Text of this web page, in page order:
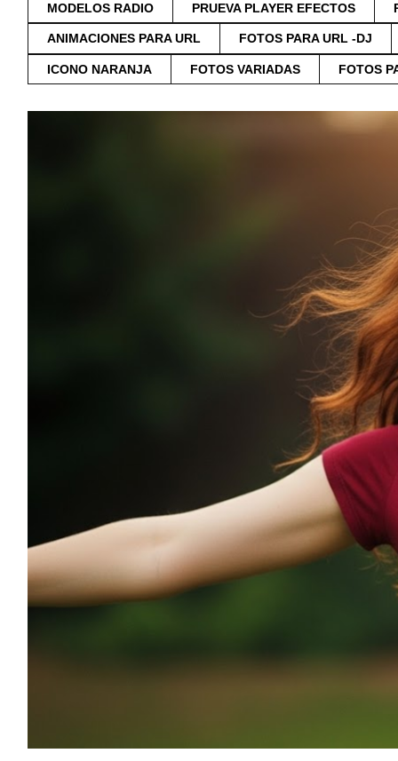
MODELOS RADIO PRUEVA PLAYER EFECTOS
ANIMACIONES PARA URL FOTOS PARA URL -DJ
ICONO NARANJA FOTOS VARIADAS FOTOS